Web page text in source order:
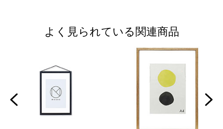
よく見られている関連商品